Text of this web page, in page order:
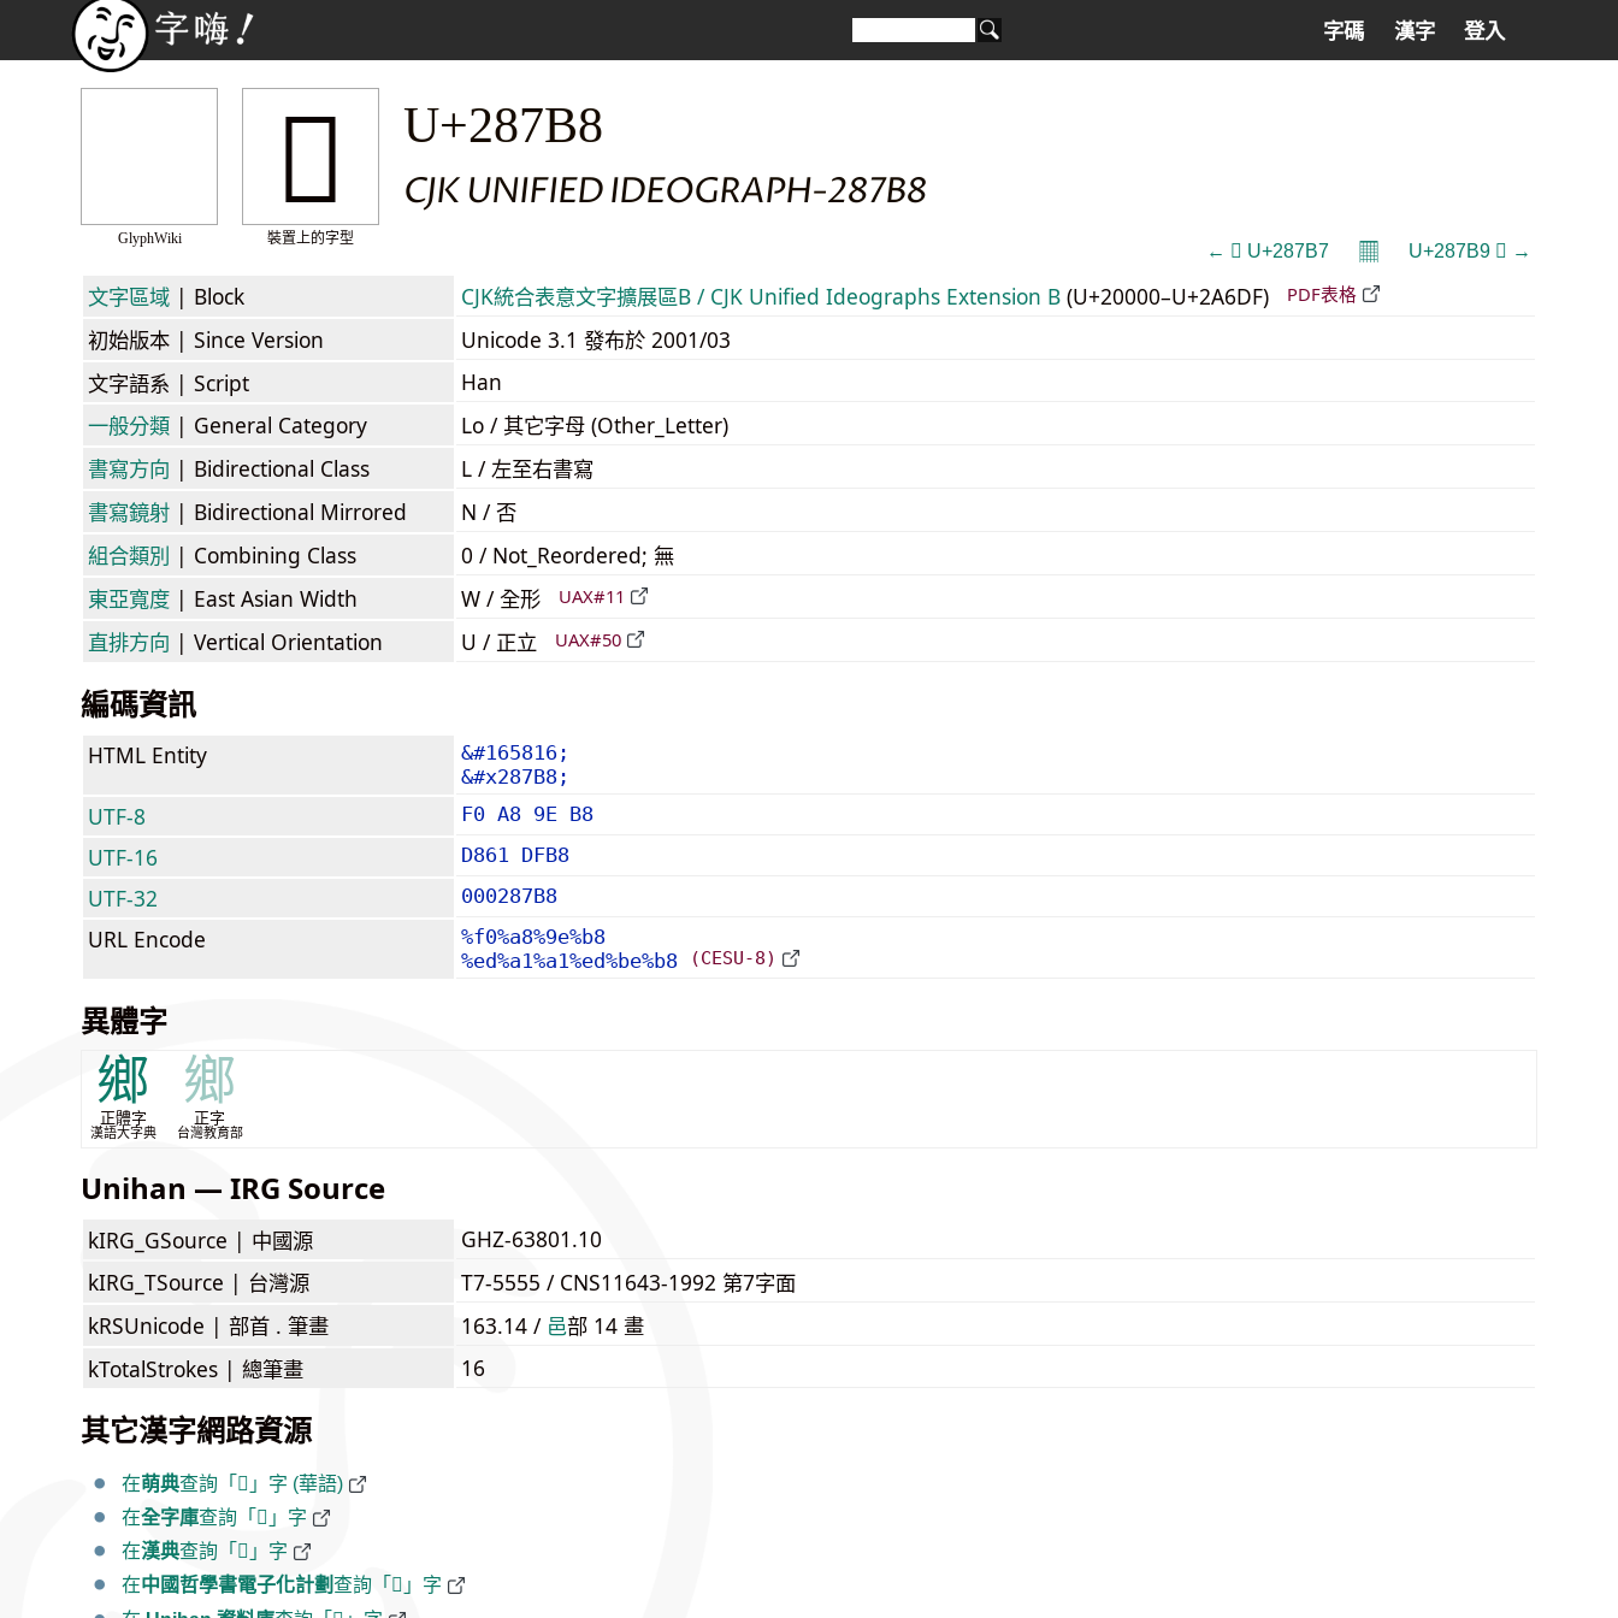
字碼 漢字 登入
GlyphWiki
𨞸
裝置上的字型
U+287B8
CJK UNIFIED IDEOGRAPH-287B8
← 𨞷 U+287B7 𝄜 U+287B9 𨞹 →
文字區域 | Block CJK統合表意文字擴展區B / CJK Unified Ideographs Extension B (U+20000–U+2A6DF) PDF表格
初始版本 | Since Version
Unicode 3.1 發布於 2001/03
文字語系 | Script
Han
一般分類 | General Category
Lo / 其它字母 (Other_Letter)
書寫方向 | Bidirectional Class
L / 左至右書寫
書寫鏡射 | Bidirectional Mirrored
N / 否
組合類別 | Combining Class
0 / Not_Reordered; 無
東亞寬度 | East Asian Width W / 全形 UAX#11
直排方向 | Vertical Orientation U / 正立 UAX#50
編碼資訊
HTML Entity
&#165816;
&#x287B8;
UTF-8 F0 A8 9E B8
UTF-16 D861 DFB8
UTF-32 000287B8
URL Encode
%f0%a8%9e%b8
%ed%a1%a1%ed%be%b8
(CESU-8)
異體字
鄉
正體字
漢語大字典
鄉
正字
台灣教育部
Unihan — IRG Source
kIRG_GSource | 中國源
GHZ-63801.10
kIRG_TSource | 台灣源
T7-5555 / CNS11643-1992 第7字面
kRSUnicode | 部首 . 筆畫 163.14 / ⾢部 14 畫
kTotalStrokes | 總筆畫 16
其它漢字網路資源
在萌典查詢「𨞸」字 (華語)
在全字庫查詢「𨞸」字
在漢典查詢「𨞸」字
在中國哲學書電子化計劃 查詢「𨞸」字